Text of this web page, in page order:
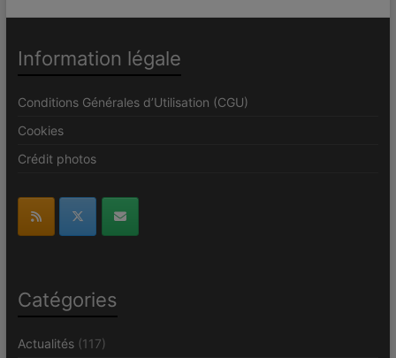
Information légale
Conditions Générales d’Utilisation (CGU)
Cookies
Crédit photos
Catégories
Actualités(117)